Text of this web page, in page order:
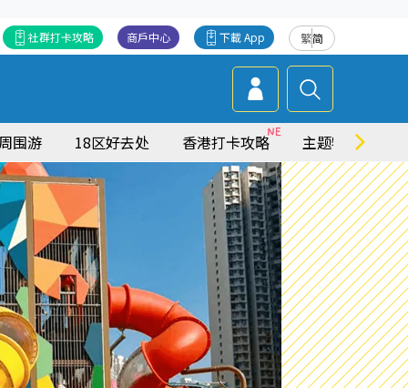
繁简
下載 App
商戶中心
社群打卡攻略
围游 18区好去处 香港打卡攻略 主题特集